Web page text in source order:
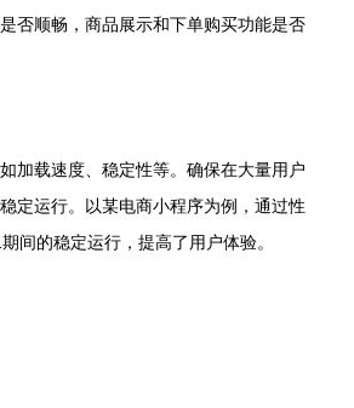
否顺畅，商品展示和下单购买功能是否
加载速度、稳定性等。确保在大量用户
定运行。以某电商小程序为例，通过性
间的稳定运行，提高了用户体验。